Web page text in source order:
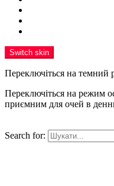
Switch skin
Переключіться на
Переключіться на режим
приємним для очей в
Search for: